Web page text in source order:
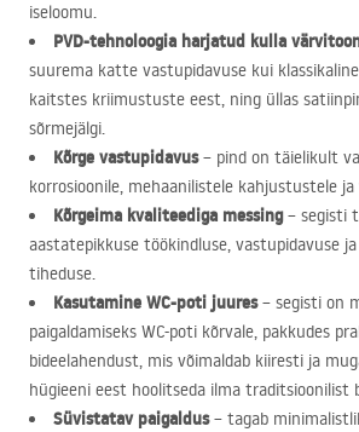
iseloomu.
PVD-tehnoloogia harjatud kulla
suurema katte vastupidavuse kui
kaitstes kriimustuste eest, ning üllas
sõrmejälgi.
Kõrge vastupidavus– pind on täielikult
korrosioonile, mehaanilistele kahjustustele
Kõrgeima kvaliteediga messing– segisti
aastatepikkuse töökindluse, vastupidavuse
tiheduse.
Kasutamine WC-poti juures– segisti on
paigaldamiseks WC-poti kõrvale, pakkudes
bideelahendust, mis võimaldab kiiresti ja
hügieeni eest hoolitseda ilma traditsioonilist
Süvistatav paigaldus– tagab